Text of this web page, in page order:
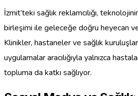
İzmit’teki sağlık reklamcılığı,
birleşimi ile geleceğe doğru heyecan
Klinikler, hastaneler ve sağlık
uygulamalar aracılığıyla yalnızca
topluma da katkı sağlıyor.